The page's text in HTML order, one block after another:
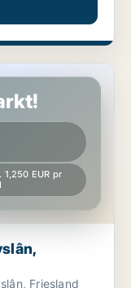
NL
1,250 EUR pr
Friesland